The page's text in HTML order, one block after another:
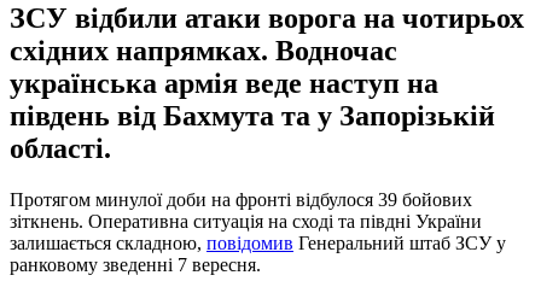
ЗСУ відбили атаки ворога на чотирьох
східних напрямках. Водночас
українська армія веде наступ на
південь від Бахмута та у Запорізькій
області.
Протягом минулої доби на фронті відбулося 39 бойових
зіткнень. Оперативна ситуація на сході та півдні України
залишається складною, повідомив Генеральний штаб ЗСУ у
ранковому зведенні 7 вересня.